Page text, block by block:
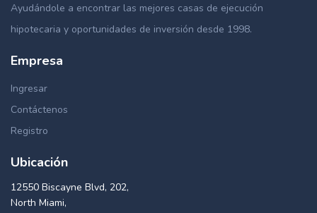
Ayudándole a encontrar las mejores casas de ejecución
hipotecaria y oportunidades de inversión desde 1998.
Empresa
Ingresar
Contáctenos
Registro
Ubicación
12550 Biscayne Blvd, 202,
North Miami,